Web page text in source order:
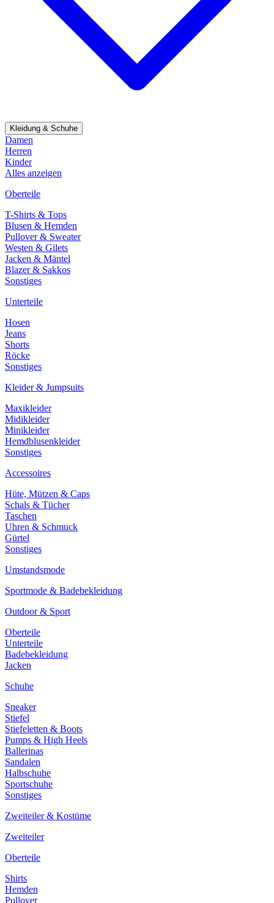
Kleidung & Schuhe
Damen
Herren
Kinder
Alles anzeigen
Oberteile
T-Shirts & Tops
Blusen & Hemden
Pullover & Sweater
Westen & Gilets
Jacken & Mäntel
Blazer & Sakkos
Sonstiges
Unterteile
Hosen
Jeans
Shorts
Röcke
Sonstiges
Kleider & Jumpsuits
Maxikleider
Midikleider
Minikleider
Hemdblusenkleider
Sonstiges
Accessoires
Hüte, Mützen & Caps
Schals & Tücher
Taschen
Uhren & Schmuck
Gürtel
Sonstiges
Umstandsmode
Sportmode & Badebekleidung
Outdoor & Sport
Oberteile
Unterteile
Badebekleidung
Jacken
Schuhe
Sneaker
Stiefel
Stiefeletten & Boots
Pumps & High Heels
Ballerinas
Sandalen
Halbschuhe
Sportschuhe
Sonstiges
Zweiteiler & Kostüme
Zweiteiler
Oberteile
Shirts
Hemden
Pullover